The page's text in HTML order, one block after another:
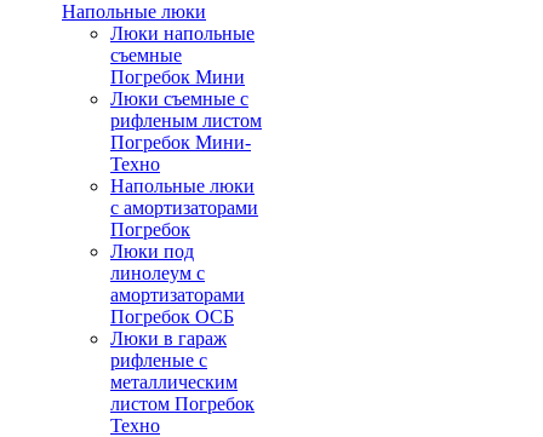
Напольные люки
Люки напольные
съемные
Погребок Мини
Люки съемные с
рифленым листом
Погребок Мини-
Техно
Напольные люки
с амортизаторами
Погребок
Люки под
линолеум с
амортизаторами
Погребок ОСБ
Люки в гараж
рифленые с
металлическим
листом Погребок
Техно